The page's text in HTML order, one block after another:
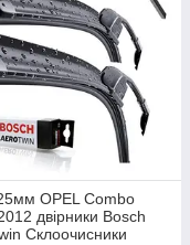
OPEL Combo
двірники Bosch
Склоочисники